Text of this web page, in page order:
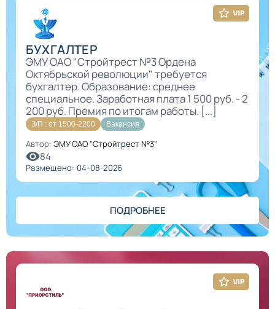
БУХГАЛТЕР
ЭМУ ОАО "Стройтрест №3 Ордена
Октябрьской революции" требуется
бухгалтер. Образование: среднее
специальное. Заработная плата 1 500 руб. - 2
200 руб. Премия по итогам работы. [...]
З/П : от 1500-2200 Вакансия
Автор: ЭМУ ОАО "Стройтрест №3"
84
Размещено: 04-08-2026
ПОДРОБНЕЕ